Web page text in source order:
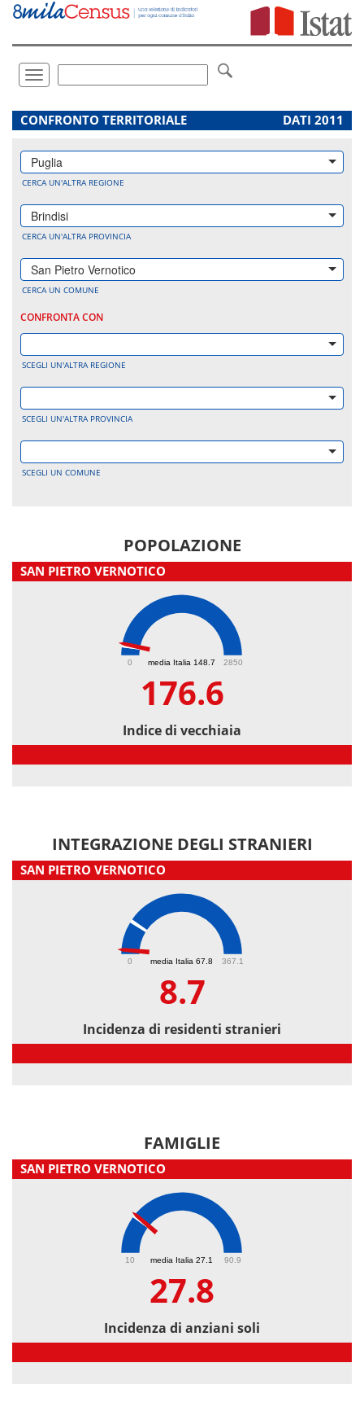
Vai
direttamente
Toggle
navigation
.
CONFRONTO TERRITORIALE DATI 2011
Puglia
CERCA UN'ALTRA REGIONE
Brindisi
CERCA UN'ALTRA PROVINCIA
San Pietro Vernotico
CERCA UN COMUNE
CONFRONTA CON
SCEGLI UN'ALTRA REGIONE
SCEGLI UN'ALTRA PROVINCIA
SCEGLI UN COMUNE
POPOLAZIONE
SAN PIETRO VERNOTICO
media Italia 148.7
0 2850
176.6
Indice di vecchiaia
INTEGRAZIONE DEGLI STRANIERI
SAN PIETRO VERNOTICO
media Italia 67.8
0 367.1
8.7
Incidenza di residenti stranieri
FAMIGLIE
SAN PIETRO VERNOTICO
media Italia 27.1
10 90.9
27.8
Incidenza di anziani soli